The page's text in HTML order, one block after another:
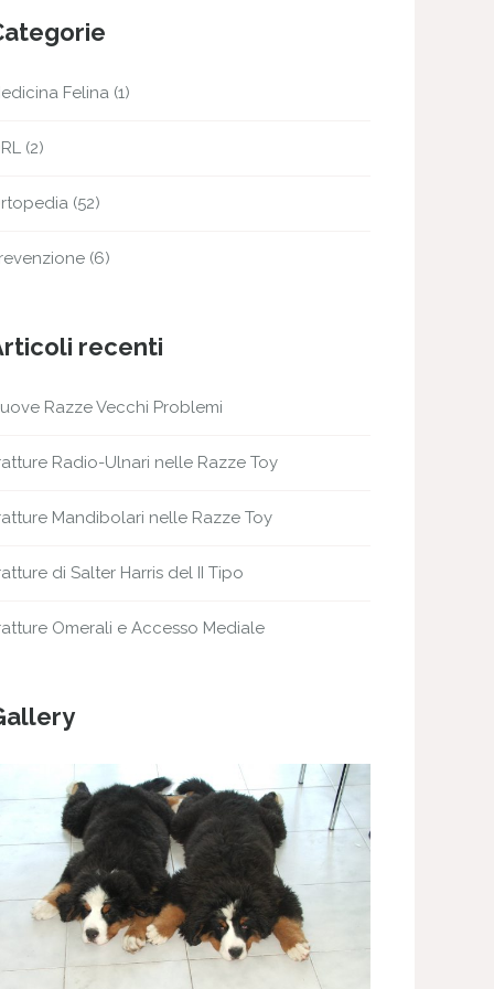
Felina (1)
(2)
(52)
(6)
recenti
Razze Vecchi Problemi
Radio-Ulnari nelle Razze Toy
Mandibolari nelle Razze Toy
di Salter Harris del II Tipo
Omerali e Accesso Mediale